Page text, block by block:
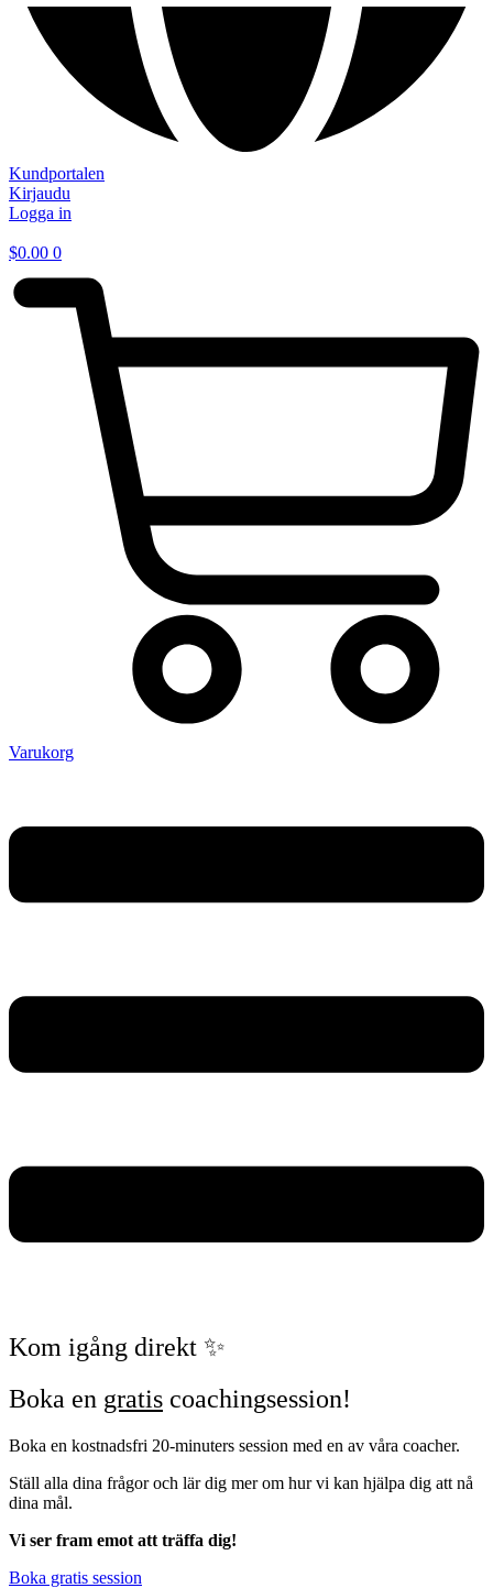
Kundportalen
Kirjaudu
Logga in
$0.00 0
Varukorg
Kom igång direkt ✨
Boka en gratis coachingsession!
Boka en kostnadsfri 20-minuters session med en av våra coacher.
Ställ alla dina frågor och lär dig mer om hur vi kan hjälpa dig att nå
dina mål.
Vi ser fram emot att träffa dig!
Boka gratis session